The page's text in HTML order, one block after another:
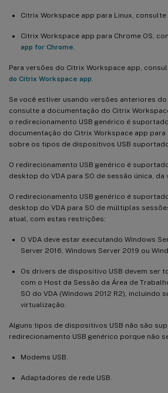
Citrix Workspace app para Linux, consulte
Citrix Workspace app para Chrome OS,
app for Chrome
Para versões do Citrix Workspace app,
do Citrix Workspace app
Se você estiver usando versões anteriores do
consulte a documentação do Citrix
o redirecionamento USB genérico é
documentação do Citrix Workspace app
sobre os tipos de dispositivos USB
O redirecionamento USB genérico é
desktop do VDA para SO de sessão única, da
O redirecionamento USB genérico é
desktop do VDA para SO de múltiplas
atual, com estas restrições:
O VDA deve estar executando Windows
Server 2016, Windows Server 2019 ou
Os drivers de dispositivo USB devem ser
com o Host da Sessão da Área de
SO do VDA (Windows 2012 R2), incluindo
virtualização.
Alguns tipos de dispositivos USB não são
redirecionamento USB genérico porque não
Modems USB.
Adaptadores de rede USB.